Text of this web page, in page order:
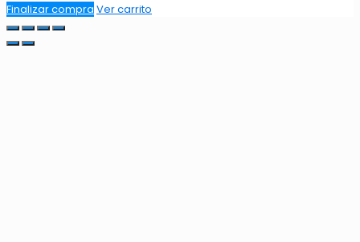
Finalizar compra Ver carrito